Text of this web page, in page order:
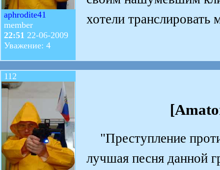
aphrodite41
member
22:51 22-06-2009
Уважение: 4
хотели транслировать
112
"Преступление
лучшая песня данной